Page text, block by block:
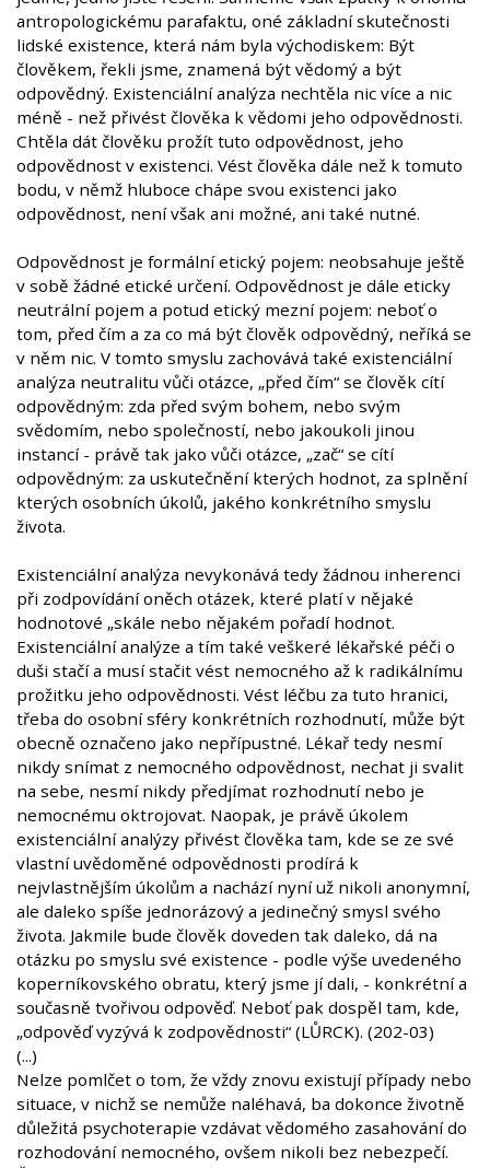
antropologickému parafaktu, oné základní skutečnosti
lidské existence, která nám byla východiskem: Být
člověkem, řekli jsme, znamená být vědomý a být
odpovědný. Existenciální analýza nechtěla nic více a nic
méně - než přivést člověka k vědomi jeho odpovědnosti.
Chtěla dát člověku prožít tuto odpovědnost, jeho
odpovědnost v existenci. Vést člověka dále než k tomuto
bodu, v němž hluboce chápe svou existenci jako
odpovědnost, není však ani možné, ani také nutné.
Odpovědnost je formální etický pojem: neobsahuje ještě
v sobě žádné etické určení. Odpovědnost je dále eticky
neutrální pojem a potud etický mezní pojem: neboť o
tom, před čím a za co má být člověk odpovědný, neříká se
v něm nic. V tomto smyslu zachovává také existenciální
analýza neutralitu vůči otázce, „před čím“ se člověk cítí
odpovědným: zda před svým bohem, nebo svým
svědomím, nebo společností, nebo jakoukoli jinou
instancí - právě tak jako vůči otázce, „zač“ se cítí
odpovědným: za uskutečnění kterých hodnot, za splnění
kterých osobních úkolů, jakého konkrétního smyslu
života.
Existenciální analýza nevykonává tedy žádnou inherenci
při zodpovídání oněch otázek, které platí v nějaké
hodnotové „skále nebo nějakém pořadí hodnot.
Existenciální analýze a tím také veškeré lékařské péči o
duši stačí a musí stačit vést nemocného až k radikálnímu
prožitku jeho odpovědnosti. Vést léčbu za tuto hranici,
třeba do osobní sféry konkrétních rozhodnutí, může být
obecně označeno jako nepřípustné. Lékař tedy nesmí
nikdy snímat z nemocného odpovědnost, nechat ji svalit
na sebe, nesmí nikdy předjímat rozhodnutí nebo je
nemocnému oktrojovat. Naopak, je právě úkolem
existenciální analýzy přivést člověka tam, kde se ze své
vlastní uvědoměné odpovědnosti prodírá k
nejvlastnějším úkolům a nachází nyní už nikoli anonymní,
ale daleko spíše jednorázový a jedinečný smysl svého
života. Jakmile bude člověk doveden tak daleko, dá na
otázku po smyslu své existence - podle výše uvedeného
koperníkovského obratu, který jsme jí dali, - konkrétní a
současně tvořivou odpověď. Neboť pak dospěl tam, kde,
„odpověď vyzývá k zodpovědnosti“ (LŮRCK). (202-03)
(...)
Nelze pomlčet o tom, že vždy znovu existují případy nebo
situace, v nichž se nemůže naléhavá, ba dokonce životně
důležitá psychoterapie vzdávat vědomého zasahování do
rozhodování nemocného, ovšem nikoli bez nebezpečí.